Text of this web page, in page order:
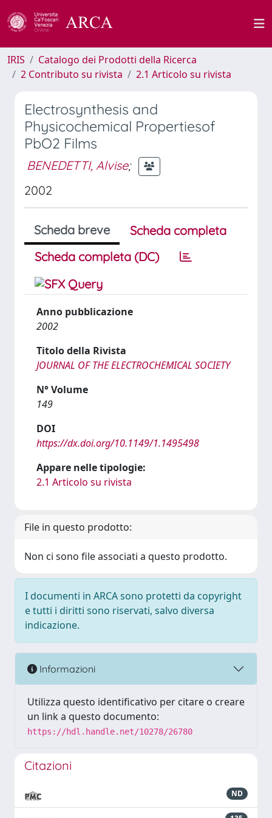
IRIS
Catalogo dei Prodotti della Ricerca
2 Contributo su rivista
2.1 Articolo su rivista
Electrosynthesis and
Physicochemical Propertiesof
PbO2 Films
BENEDETTI, Alvise;
2002
Scheda breve
Scheda completa
Scheda completa (DC)
Anno pubblicazione
2002
Titolo della Rivista
JOURNAL OF THE ELECTROCHEMICAL SOCIETY
N° Volume
149
DOI
https://dx.doi.org/10.1149/1.1495498
Appare nelle tipologie:
2.1 Articolo su rivista
File in questo prodotto:
Non ci sono file associati a questo prodotto.
I documenti in ARCA sono protetti da copyright
e tutti i diritti sono riservati, salvo diversa
indicazione.
Informazioni
Utilizza questo identificativo per citare o creare
un link a questo documento:
https://hdl.handle.net/10278/26780
Citazioni
ND